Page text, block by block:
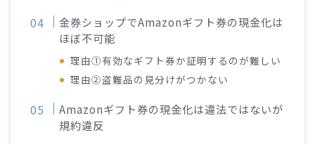
金券ショップでAmazonギフト券の現金化は
ほぼ不可能
理由①有効なギフト券か証明するのが難しい
理由②盗難品の見分けがつかない
Amazonギフト券の現金化は違法ではないが
規約違反